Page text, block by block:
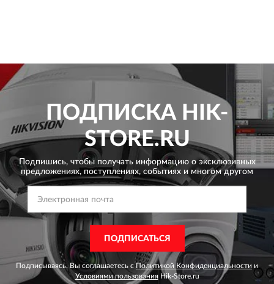
ПОДПИСКАHIK-
STORE.RU
Подпишись, чтобы получать информацию о эксклюзивных
предложениях, поступлениях, событиях и многом другом
ПОДПИСАТЬСЯ
Подписываясь, Вы соглашаетесь сПолитикой Конфиденциальности и
Условиями пользованияHik-Store.ru